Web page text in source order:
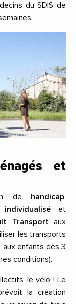
du SDIS de
et
de handicap
et
Transportaux
les transports
aux enfants dès 3
conditions).
le vélo ! Le
la création